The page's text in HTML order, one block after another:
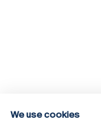
We use cookies